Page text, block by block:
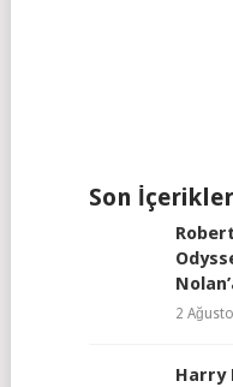
Son İçerikler
2
Harry